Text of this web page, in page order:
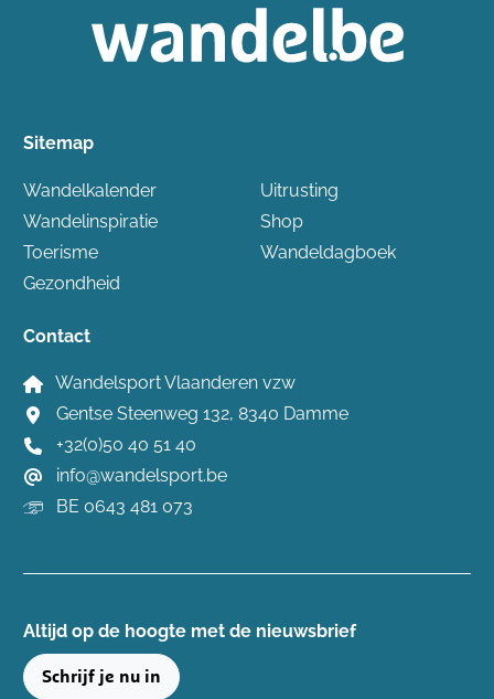
Sitemap
Wandelkalender
Wandelinspiratie
Toerisme
Gezondheid
Uitrusting
Shop
Wandeldagboek
Contact
Wandelsport Vlaanderen vzw
Gentse Steenweg 132, 8340 Damme
+32(0)50 40 51 40
info@wandelsport.be
BE 0643 481 073
Altijd op de hoogte ​met de nieuwsbrief
Schrijf je nu in